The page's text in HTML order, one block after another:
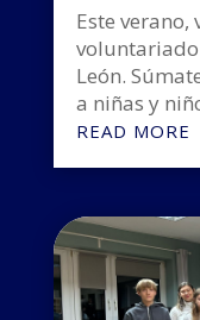
Este verano,
voluntariado
León.
a niñas y
READ MORE